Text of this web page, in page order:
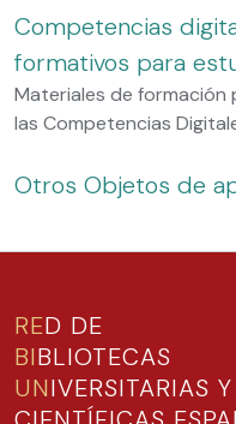
Competencias
formativos para
Materiales de
las Competencias
Otros Objetos de
RED DE
BIBLIOTECAS
UNIVERSITARIAS Y